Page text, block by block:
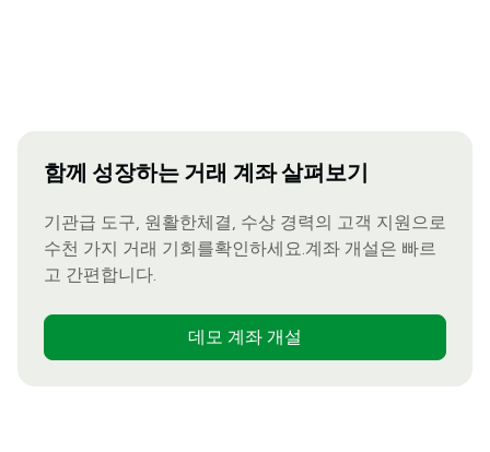
함께 성장하는 거래 계좌 살펴보기
기관급 도구, 원활한체결, 수상 경력의 고객 지원으로
수천 가지 거래 기회를확인하세요.계좌 개설은 빠르
고 간편합니다.
데모 계좌 개설